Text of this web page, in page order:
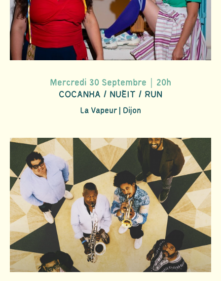
Mercredi 30 Septembre｜20h
COCANHA / NUÈIT / RUN
La Vapeur | Dijon